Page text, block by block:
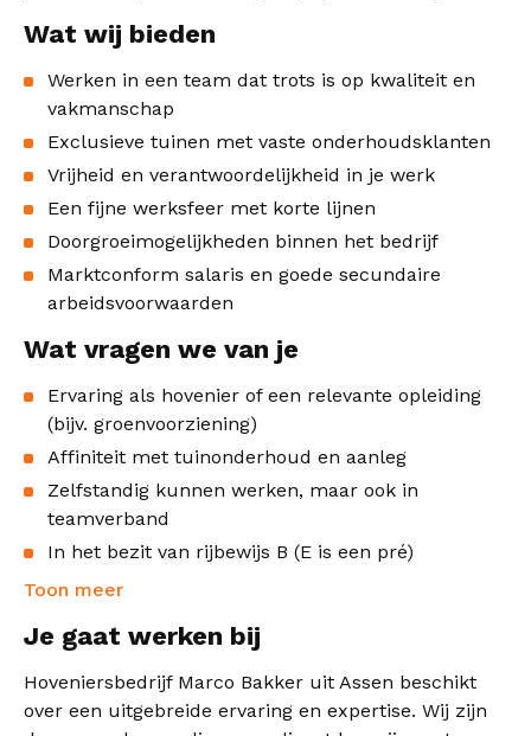
Wat wij bieden
Werken in een team dat trots is op kwaliteit en
vakmanschap
Exclusieve tuinen met vaste onderhoudsklanten
Vrijheid en verantwoordelijkheid in je werk
Een fijne werksfeer met korte lijnen
Doorgroeimogelijkheden binnen het bedrijf
Marktconform salaris en goede secundaire
arbeidsvoorwaarden
Wat vragen we van je
Ervaring als hovenier of een relevante opleiding
(bijv. groenvoorziening)
Affiniteit met tuinonderhoud en aanleg
Zelfstandig kunnen werken, maar ook in
teamverband
In het bezit van rijbewijs B (E is een pré)
Toon meer
Je gaat werken bij
Hoveniersbedrijf Marco Bakker uit Assen beschikt
over een uitgebreide ervaring en expertise. Wij zijn